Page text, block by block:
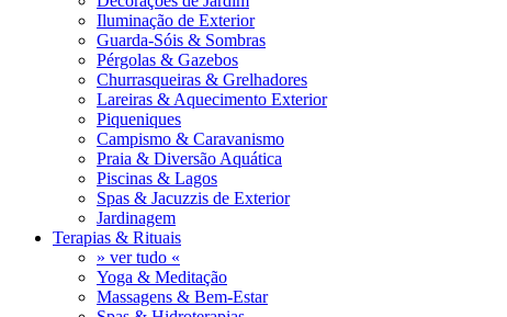
Iluminação de Exterior
Guarda-Sóis & Sombras
Pérgolas & Gazebos
Churrasqueiras & Grelhadores
Lareiras & Aquecimento Exterior
Piqueniques
Campismo & Caravanismo
Praia & Diversão Aquática
Piscinas & Lagos
Spas & Jacuzzis de Exterior
Jardinagem
Terapias & Rituais
» ver tudo «
Yoga & Meditação
Massagens & Bem-Estar